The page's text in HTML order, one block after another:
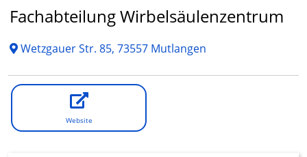
Fachabteilung Wirbelsäulenzentrum
Wetzgauer Str. 85, 73557 Mutlangen
Website